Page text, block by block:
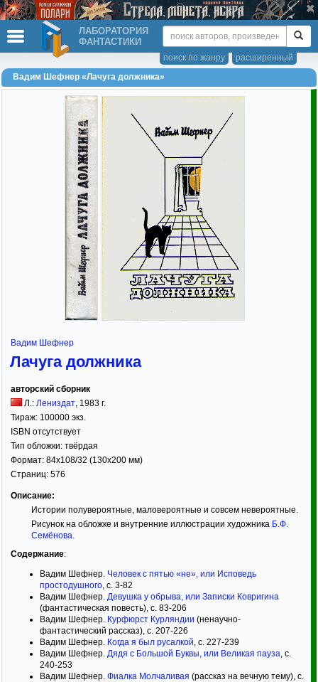
ЛАБОРАТОРИЯ
ФАНТАСТИКИ
расширенный
поиск по жанру
Вадим Шефнер «Лачуга должника»
Вадим Шефнер
Лачуга должника
авторский сборник
Л.: Лениздат, 1983 г.
Тираж: 100000 экз.
ISBN отсутствует
Тип обложки: твёрдая
Формат: 84x108/32 (130x200 мм)
Страниц: 576
Описание:
Истории полувероятные, маловероятные и совсем невероятные.
Рисунок на обложке и внутренние иллюстрации художника Б.Ф.
Семёнова.
Содержание:
Вадим Шефнер. Человек с пятью «не», или Исповедь
простодушного, с. 3-82
Вадим Шефнер. Девушка у обрыва, или Записки Ковригина
(фантастическая повесть), с. 83-206
Вадим Шефнер. Курфюрст Курляндии (ненаучно-
фантастический рассказ), с. 207-226
Вадим Шефнер. Когда я был русалкой, с. 227-239
Вадим Шефнер. Дядя с Большой Буквы, или Великая пауза, с.
240-253
Вадим Шефнер. Фиалка Молчаливая (рассказ на вечную тему), с.